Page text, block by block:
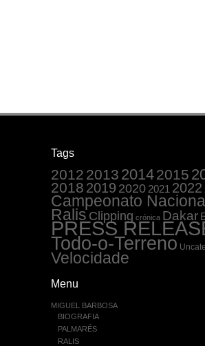
Tags
2012 2013 20142015
2018 2019 2020 2021 2022
Campeonato
Ralis Clipping crónica Dakar
PRESS
Todo-o-Terreno
Velocidade
Menu
MIGUEL BARBOSA
BIOGRAFIA
PALMARÉS
RALIS